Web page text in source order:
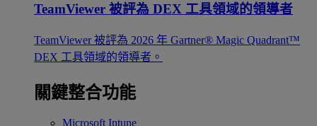
TeamViewer 被評為 DEX 工具領域的領導者
TeamViewer 被評為 2026 年 Gartner® Magic Quadrant™
DEX 工具領域的領導者。
關鍵整合功能
Microsoft Intune